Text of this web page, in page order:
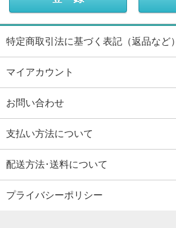
特定商取引法に基づく表記（返品など）
マイアカウント
お問い合わせ
支払い方法について
配送方法･送料について
プライバシーポリシー